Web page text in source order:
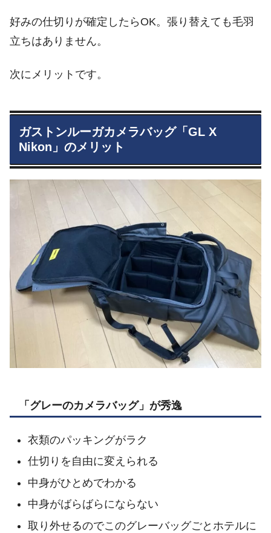
好みの仕切りが確定したらOK。張り替えても毛羽
立ちはありません。
次にメリットです。
ガストンルーガカメラバッグ「GL X
Nikon」のメリット
「グレーのカメラバッグ」が秀逸
衣類のパッキングがラク
仕切りを自由に変えられる
中身がひとめでわかる
中身がばらばらにならない
取り外せるのでこのグレーバッグごとホテルに